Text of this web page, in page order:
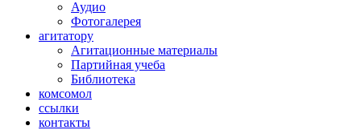
Аудио
Фотогалерея
агитатору
Агитационные материалы
Партийная учеба
Библиотека
комсомол
ссылки
контакты